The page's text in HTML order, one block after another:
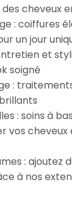
cheveux
: coiffures
un jour
et
soigné
:
: soins à
vos cheveux
: ajoutez
à nos